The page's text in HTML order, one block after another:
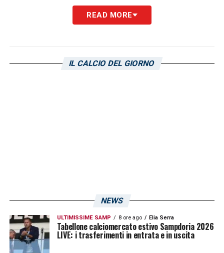
DICHIARAZIONI–«L’ho vista contro il
Brescia e ha fatto fatica. Le Rondinelle negli
difficile comprendere cosa succeda. La
READ MORE
IL CALCIO DEL GIORNO
NEWS
ULTIMISSIME SAMP 8 ore ago Elia Serra
Tabellone calciomercato estivo Sampdoria 2026
LIVE: i trasferimenti in entrata e in uscita